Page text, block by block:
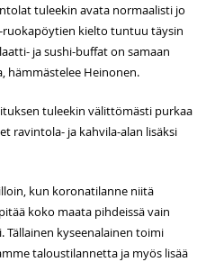
tuleekin avata normaalisti jo
kielto tuntuu täysin
ja sushi-buffat on samaan
hämmästelee Heinonen.
tuleekin välittömästi purkaa
ravintola- ja kahvila-alan lisäksi
kun koronatilanne niitä
koko maata pihdeissä vain
kyseenalainen toimi
taloustilannetta ja myös lisää